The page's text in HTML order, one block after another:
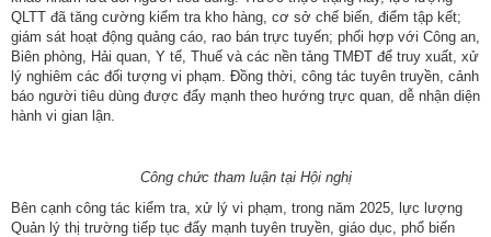
QLTT đã tăng cường kiểm tra kho hàng, cơ sở chế biến, điểm tập kết;
giám sát hoạt động quảng cáo, rao bán trực tuyến; phối hợp với Công an,
Biên phòng, Hải quan, Y tế, Thuế và các nền tảng TMĐT để truy xuất, xử
lý nghiêm các đối tượng vi phạm. Đồng thời, công tác tuyên truyền, cảnh
báo người tiêu dùng được đẩy mạnh theo hướng trực quan, dễ nhận diện
hành vi gian lận.
Công chức tham luận tại Hội nghị
Bên cạnh công tác kiểm tra, xử lý vi phạm, trong năm 2025, lực lượng
Quản lý thị trường tiếp tục đẩy mạnh tuyên truyền, giáo dục, phổ biến